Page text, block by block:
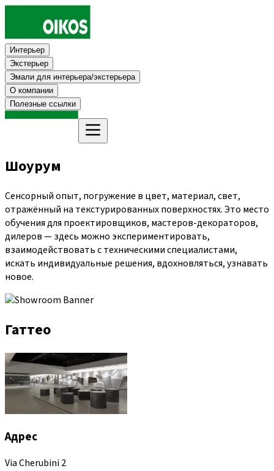
Интерьер
Экстерьер
Эмали для интерьера/экстерьера
О компании
Полезные ссылки
Шоурум
Сенсорный опыт, погружение в цвет, материал, свет,
отражённый на текстурированных поверхностях. Это место
обучения для проектировщиков, мастеров-декораторов,
дилеров — здесь можно экспериментировать,
взаимодействовать с техническими специалистами,
искать индивидуальные решения, вдохновляться, узнавать
новое.
Гаттео
Адрес
Via Cherubini 2